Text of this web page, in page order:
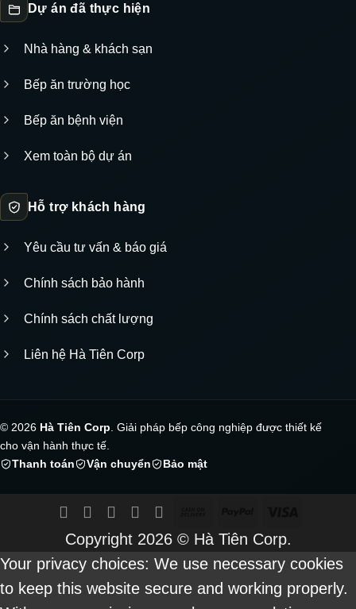
Dự án đã thực hiện
Nhà hàng & khách sạn
Bếp ăn trường học
Bếp ăn bệnh viện
Xem toàn bộ dự án
Hỗ trợ khách hàng
Yêu cầu tư vấn & báo giá
Chính sách bảo hành
Chính sách chất lượng
Liên hệ Hà Tiên Corp
© 2026 Hà Tiên Corp . Giải pháp bếp công nghiệp được thiết kế
cho vận hành thực tế.
Thanh toán
Vận chuyển Bảo mật
On
Delivery
Copyright 2026 © Hà Tiên Corp.
Your privacy choices: We use necessary cookies
to keep this website secure and working properly.